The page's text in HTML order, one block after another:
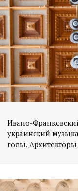
Ивано-
украинский
годы.